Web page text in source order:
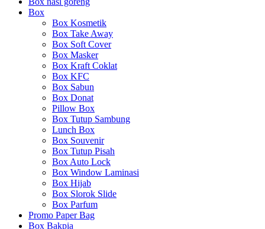
Box
Box Kosmetik
Box Take Away
Box Soft Cover
Box Masker
Box Kraft Coklat
Box KFC
Box Sabun
Box Donat
Pillow Box
Box Tutup Sambung
Lunch Box
Box Souvenir
Box Tutup Pisah
Box Auto Lock
Box Window Laminasi
Box Hijab
Box Slorok Slide
Box Parfum
Promo Paper Bag
Box Bakpia